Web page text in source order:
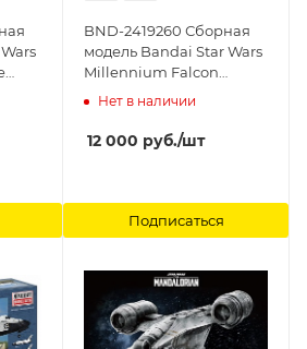
BND-2419260 Сборная
модель Bandai Star Wars
Millennium Falcon
(Lando Calrissian Ver.)
Нет в наличии
12 000 руб./шт
Подписаться